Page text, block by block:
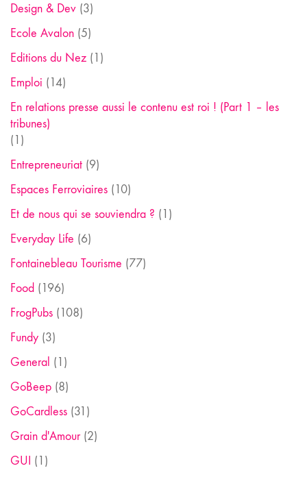
Design & Dev (3)
Ecole Avalon (5)
Editions du Nez (1)
Emploi (14)
En relations presse aussi le contenu est roi ! (Part 1 – les
tribunes)
(1)
Entrepreneuriat (9)
Espaces Ferroviaires (10)
Et de nous qui se souviendra ? (1)
Everyday Life (6)
Fontainebleau Tourisme (77)
Food (196)
FrogPubs (108)
Fundy (3)
General (1)
GoBeep (8)
GoCardless (31)
Grain d'Amour(2)
GUI (1)